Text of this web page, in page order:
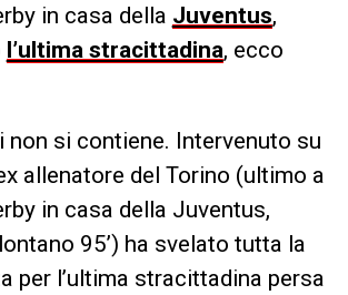
in casa della Juventus,
l’ultima stracittadina, ecco
non si contiene. Intervenuto su
allenatore del Torino (ultimo a
in casa della Juventus,
95’) ha svelato tutta la
per l’ultima stracittadina persa